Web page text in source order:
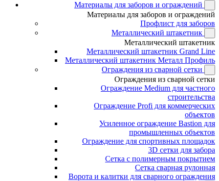
Материалы для заборов и ограждений
Материалы для заборов и ограждений
Профлист для заборов
Металлический штакетник
Металлический штакетник
Металлический штакетник Grand Line
Металлический штакетник Металл Профиль
Ограждения из сварной сетки
Ограждения из сварной сетки
Ограждение Medium для частного
строительства
Ограждение Profi для коммерческих
объектов
Усиленное ограждение Bastion для
промышленных объектов
Ограждение для спортивных площадок
3D сетки для забора
Сетка с полимерным покрытием
Сетка сварная рулонная
Ворота и калитки для сварного ограждения